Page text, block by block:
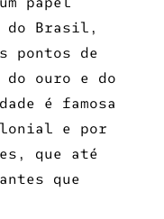
do Brasil,
pontos de
ouro e do
é famosa
e por
que até
que